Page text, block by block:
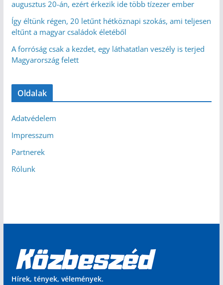
augusztus 20-án, ezért érkezik ide több tízezer ember
Így éltünk régen, 20 letűnt hétköznapi szokás, ami teljesen
eltűnt a magyar családok életéből
A forróság csak a kezdet, egy láthatatlan veszély is terjed
Magyarország felett
Oldalak
Adatvédelem
Impresszum
Partnerek
Rólunk
Hírek, tények, vélemények.